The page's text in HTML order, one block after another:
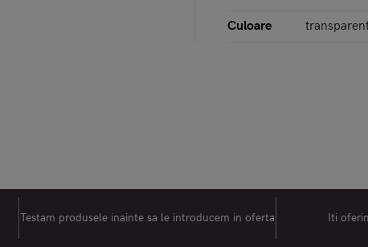
Culoare
Testam produsele inainte sa le introducem in oferta Iti